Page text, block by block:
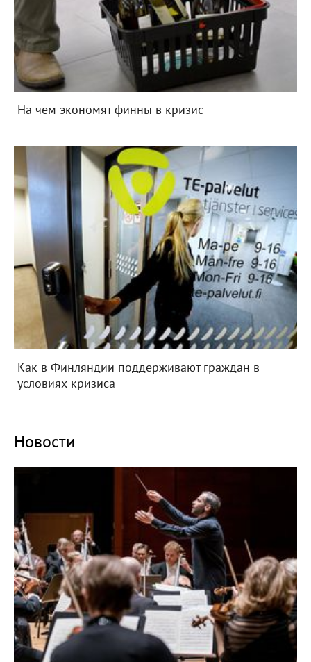
На чем экономят финны в кризис
Как в Финляндии поддерживают граждан в
условиях кризиса
Новости